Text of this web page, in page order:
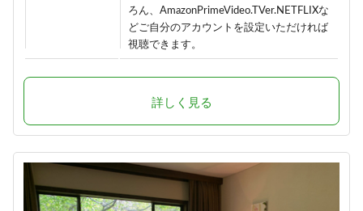
ろん、AmazonPrimeVideo.TVer.NETFLIXな
どご自分のアカウントを設定いただければ
視聴できます。
詳しく見る